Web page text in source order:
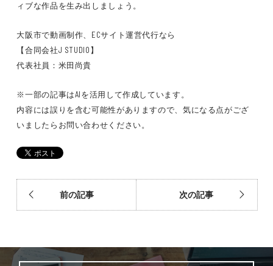
ィブな作品を生み出しましょう。
大阪市で動画制作、ECサイト運営代行なら
【合同会社J STUDIO】
代表社員：米田尚貴
※一部の記事はAIを活用して作成しています。
内容には誤りを含む可能性がありますので、気になる点がござ
いましたらお問い合わせください。
前の記事 次の記事